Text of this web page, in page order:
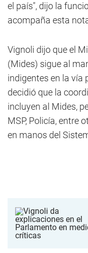
el país", dijo la
acompaña esta
Vignoli dijo que el
(Mides) sigue al
indigentes en la vía
decidió que la
incluyen al Mides,
MSP, Policía, entre
en manos del